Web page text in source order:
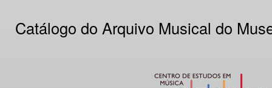
Catálogo do Arquivo Musical do
CESEM